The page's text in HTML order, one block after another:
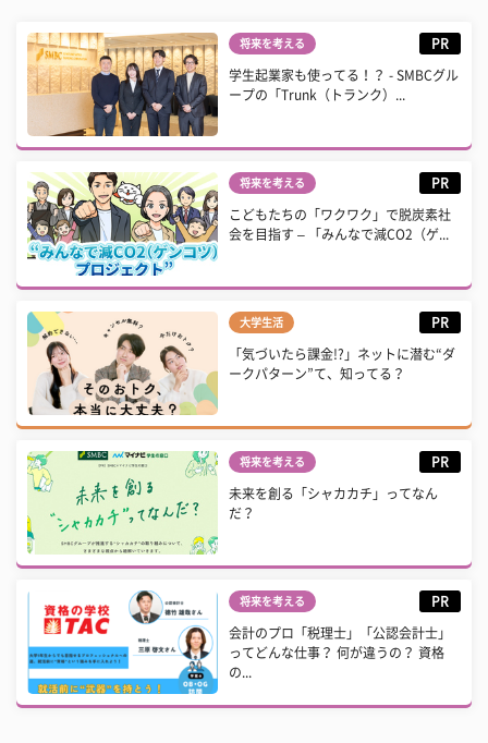
将来を考える PR
学生起業家も使ってる！？ - SMBCグル
ープの「Trunk（トランク）...
将来を考える PR
こどもたちの「ワクワク」で脱炭素社
会を目指す – 「みんなで減CO2（ゲ...
大学生活 PR
「気づいたら課金!?」ネットに潜む“ダ
ークパターン”て、知ってる？
将来を考える PR
未来を創る「シャカカチ」ってなん
だ？
将来を考える PR
会計のプロ「税理士」「公認会計士」
ってどんな仕事？ 何が違うの？ 資格
の...